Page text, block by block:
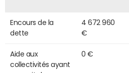
Encours de la
dette
4 672 960
€
Aide aux
collectivités ayant
0 €